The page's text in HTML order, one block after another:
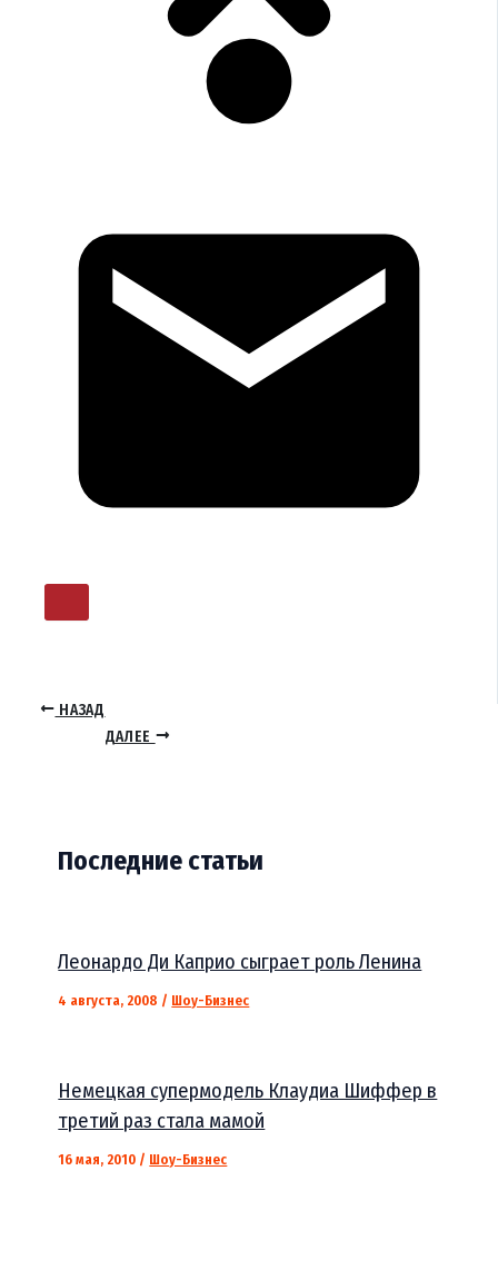
НАЗАД
ДАЛЕЕ
Последние статьи
Леонардо Ди Каприо сыграет роль Ленина
4 августа, 2008 / Шоу-Бизнес
Немецкая супермодель Клаудиа Шиффер в
третий раз стала мамой
16 мая, 2010 / Шоу-Бизнес